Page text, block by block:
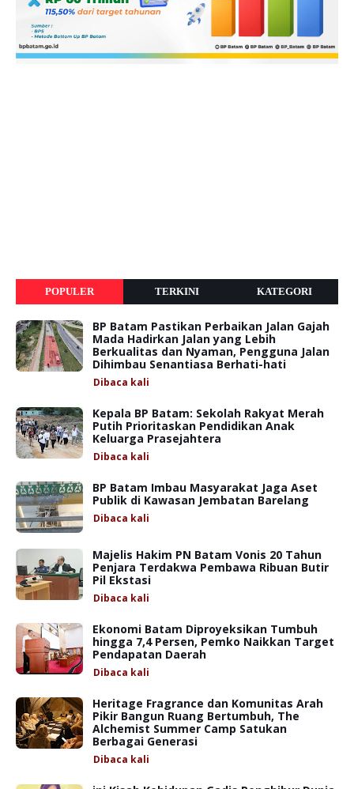
POPULER TERKINI KATEGORI
BP Batam Pastikan Perbaikan Jalan Gajah
Mada Hadirkan Jalan yang Lebih
Berkualitas dan Nyaman, Pengguna Jalan
Dihimbau Senantiasa Berhati-hati
Dibaca kali
Kepala BP Batam: Sekolah Rakyat Merah
Putih Prioritaskan Pendidikan Anak
Keluarga Prasejahtera
Dibaca kali
BP Batam Imbau Masyarakat Jaga Aset
Publik di Kawasan Jembatan Barelang
Dibaca kali
Majelis Hakim PN Batam Vonis 20 Tahun
Penjara Terdakwa Pembawa Ribuan Butir
Pil Ekstasi
Dibaca kali
Ekonomi Batam Diproyeksikan Tumbuh
hingga 7,4 Persen, Pemko Naikkan Target
Pendapatan Daerah
Dibaca kali
Heritage Fragrance dan Komunitas Arah
Pikir Bangun Ruang Bertumbuh, The
Alchemist Summer Camp Satukan
Berbagai Generasi
Dibaca kali